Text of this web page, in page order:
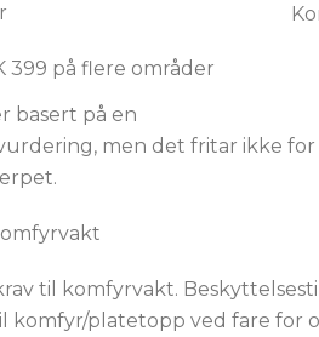
399 på flere områder
basert på en
men det fritar ikke
til komfyrvakt.
komfyr/platetopp ved fare for